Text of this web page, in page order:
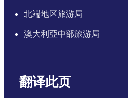
北端地区旅游局
澳大利亞中部旅游局
翻译此页
English